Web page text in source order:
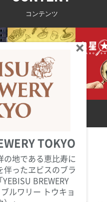
コンテンツ
TOKYO
の地である恵比寿に
伴ったヱビスのブラ
BREWERY
ルワリー トウキョ